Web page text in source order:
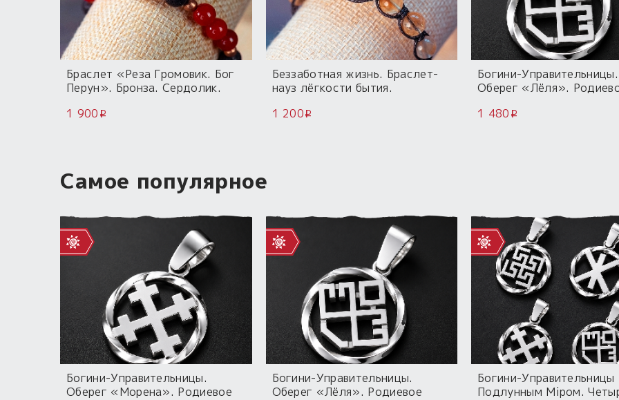
Браслет «Реза Громовик. Бог
Перун». Бронза. Сердолик.
1 900 i
Беззаботная жизнь. Браслет-
науз лёгкости бытия.
Горный Хрусталь
1 200i
Богини-Управительницы.
Оберег «Лёля».
1 480 i
Самое популярное
Богини-Управительницы.
Оберег «Морена». Родиевое
Богини-Управительницы.
Оберег «Лёля». Родиевое
Богини-Управительницы
Подлунным Мiром.